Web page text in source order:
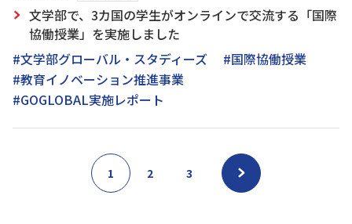
文学部で、3カ国の学生がオンラインで交流する「国際
協働授業」を実施しました
#文学部グローバル・スタディーズ
#国際協働授業
#教育イノベーション推進事業
#GOGLOBAL実施レポート
1 2 3